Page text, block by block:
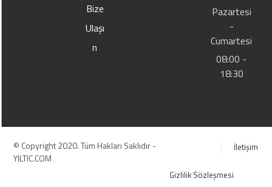
Bize
Ulaşı
n
Pazartesi
-
Cumartesi
08:00 -
18:30
© Copyright 2020. Tüm Hakları Saklıdır -
YILTIC.COM
İletişim
Gizlilik Sözleşmesi